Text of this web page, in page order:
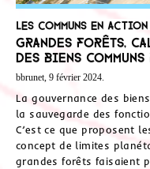
Les communs en action
Grandes forêts,
des biens
bbrunet, 9 février 2024.
La gouvernance des
la sauvegarde des
C’est ce que proposent
concept de limites
grandes forêts faisaient